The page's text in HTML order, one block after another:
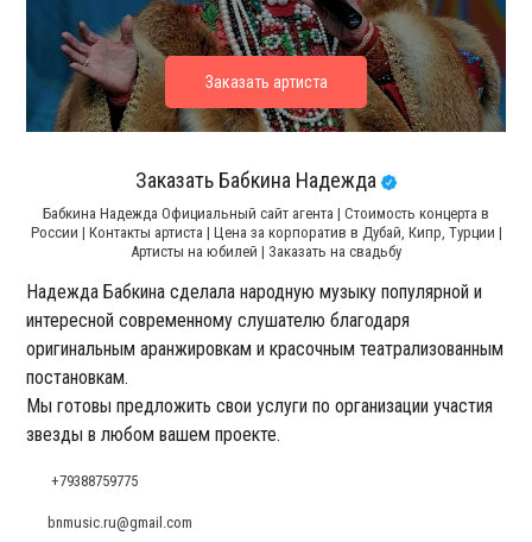
Заказать Бабкина Надежда
Бабкина Надежда Официальный сайт агента | Стоимость концерта в
России | Контакты артиста | Цена за корпоратив в Дубай, Кипр, Турции |
Артисты на юбилей | Заказать на свадьбу
Надежда Бабкина сделала народную музыку популярной и
интересной современному слушателю благодаря
оригинальным аранжировкам и красочным театрализованным
постановкам.
Мы готовы предложить свои услуги по организации участия
звезды в любом вашем проекте.
+79388759775
bnmusic.ru@gmail.com